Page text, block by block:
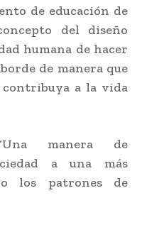
de educación de
del diseño
humana de hacer
de manera que
contribuya a la vida
manera de
a una más
los patrones de